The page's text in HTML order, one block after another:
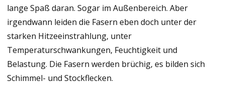
lange Spaß daran. Sogar im Außenbereich. Aber
irgendwann leiden die Fasern eben doch unter der
starken Hitzeeinstrahlung, unter
Temperaturschwankungen, Feuchtigkeit und
Belastung. Die Fasern werden brüchig, es bilden sich
Schimmel- und Stockflecken.